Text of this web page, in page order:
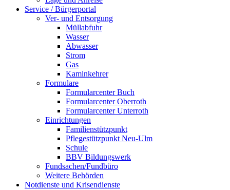
Service / Bürgerportal
Ver- und Entsorgung
Müllabfuhr
Wasser
Abwasser
Strom
Gas
Kaminkehrer
Formulare
Formularcenter Buch
Formularcenter Oberroth
Formularcenter Unterroth
Einrichtungen
Familienstützpunkt
Pflegestützpunkt Neu-Ulm
Schule
BBV Bildungswerk
Fundsachen/Fundbüro
Weitere Behörden
Notdienste und Krisendienste